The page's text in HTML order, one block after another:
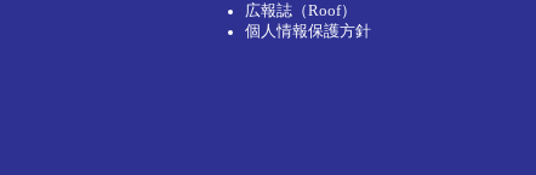
広報誌（Roof）
個人情報保護方針